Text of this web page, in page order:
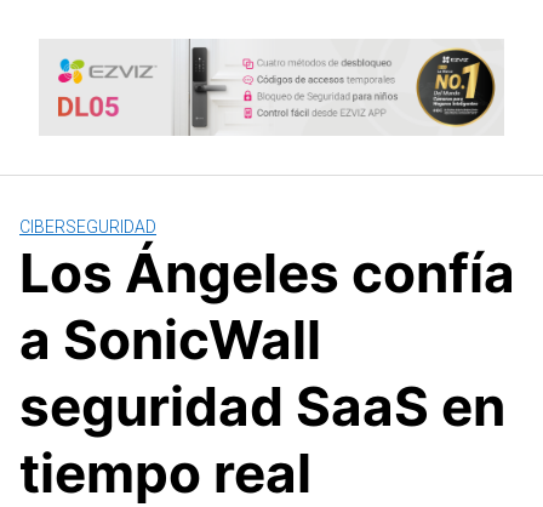
contenido
CIBERSEGURIDAD
Los Ángeles confía
a SonicWall
seguridad SaaS en
tiempo real